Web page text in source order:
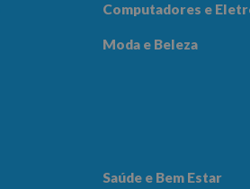
Computadores e
Moda e Beleza
Saúde e Bem Estar